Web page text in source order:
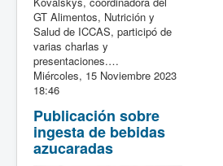
GT Alimentos, Nutrición y
Salud de ICCAS, participó de
varias charlas y
presentaciones.…
Miércoles, 15 Noviembre 2023
18:46
Publicación sobre
ingesta de bebidas
azucaradas